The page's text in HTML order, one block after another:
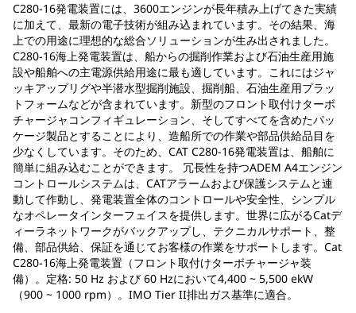
C280-16発電装置には、3600エンジンが長年積み上げてきた実績
に加えて、最新の電子技術が組み込まれています。その結果、海
上での用途に理想的な総合ソリューションが生み出されました。
C280-16海上発電装置は、船からの掘削作業および石油生産用施
設や船舶への主電源供給用途に最も適しています。これにはジャ
ッキアップリグや半潜水型掘削施設、掘削船、石油生産用プラッ
トフォームなどが含まれています。新型のフロント取付けターボ
チャージャコンフィギュレーション、そしてすべてを含めたパッ
ケージ製品とすることにより、造船所での作業や部品供給品目を
少なくしています。そのため、CAT C280-16発電装置は、船舶に
簡単に組み込むことができます。 冗長性を持つADEM A4エンジン
コントロールシステムは、CATアラームおよび保護システムと連
動して作動し、発電装置全体のコントロールや安全性、シンプル
なオペレータインターフェイスを提供します。世界に広がるCatデ
ィーラネットワークがバックアップし、テクニカルサポート、整
備、部品供給、保証を通じてお客様の作業をサポートします。Cat
C280-16海上発電装置（フロント取付けターボチャージャ装
備）。定格: 50 Hz および 60 Hzにおいて4,400 ~ 5,500 ekW
（900 ~ 1000 rpm）。IMO Tier II排出ガス基準に適合。